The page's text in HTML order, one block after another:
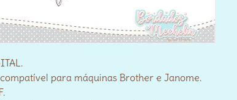
para máquinas Brother e Janome.